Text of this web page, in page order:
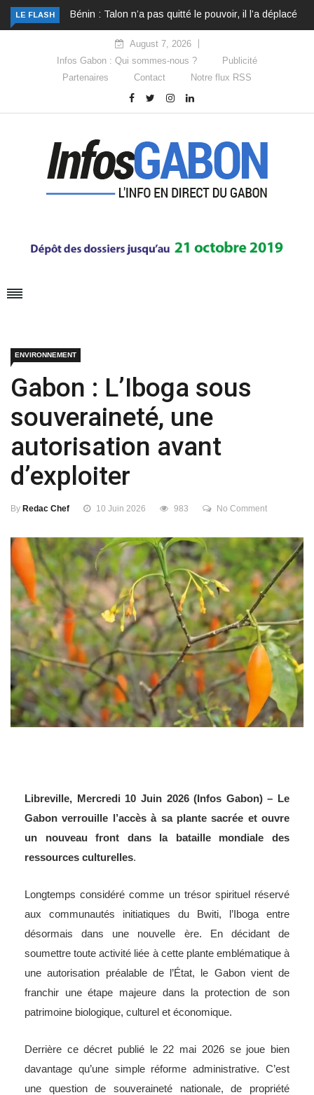
LE FLASH Bénin : Talon n’a pas quitté le pouvoir, il l’a déplacé
August 7, 2026
Infos Gabon : Qui sommes-nous ?
Publicité
Partenaires
Contact Notre flux RSS
ENVIRONNEMENT
Gabon : L’Iboga sous
souveraineté, une
autorisation avant
d’exploiter
By Redac Chef 10 Juin 2026 983 No Comment
Libreville, Mercredi 10 Juin 2026 (Infos Gabon) – Le
Gabon verrouille l’accès à sa plante sacrée et ouvre
un nouveau front dans la bataille mondiale des
ressources culturelles.
Longtemps considéré comme un trésor spirituel réservé
aux communautés initiatiques du Bwiti, l’Iboga entre
désormais dans une nouvelle ère. En décidant de
soumettre toute activité liée à cette plante emblématique à
une autorisation préalable de l’État, le Gabon vient de
franchir une étape majeure dans la protection de son
patrimoine biologique, culturel et économique.
Derrière ce décret publié le 22 mai 2026 se joue bien
davantage qu’une simple réforme administrative. C’est
une question de souveraineté nationale, de propriété